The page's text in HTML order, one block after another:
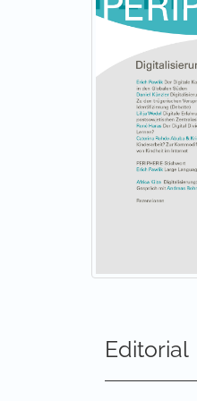
Zeitschriften-
Editorial